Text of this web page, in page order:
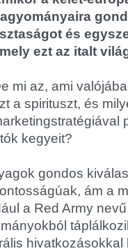
és
ezt az italt
mi az, ami
a spirituszt, és
kegyeit?
gondos
ám a
a Red Army
hivatkozásokkal